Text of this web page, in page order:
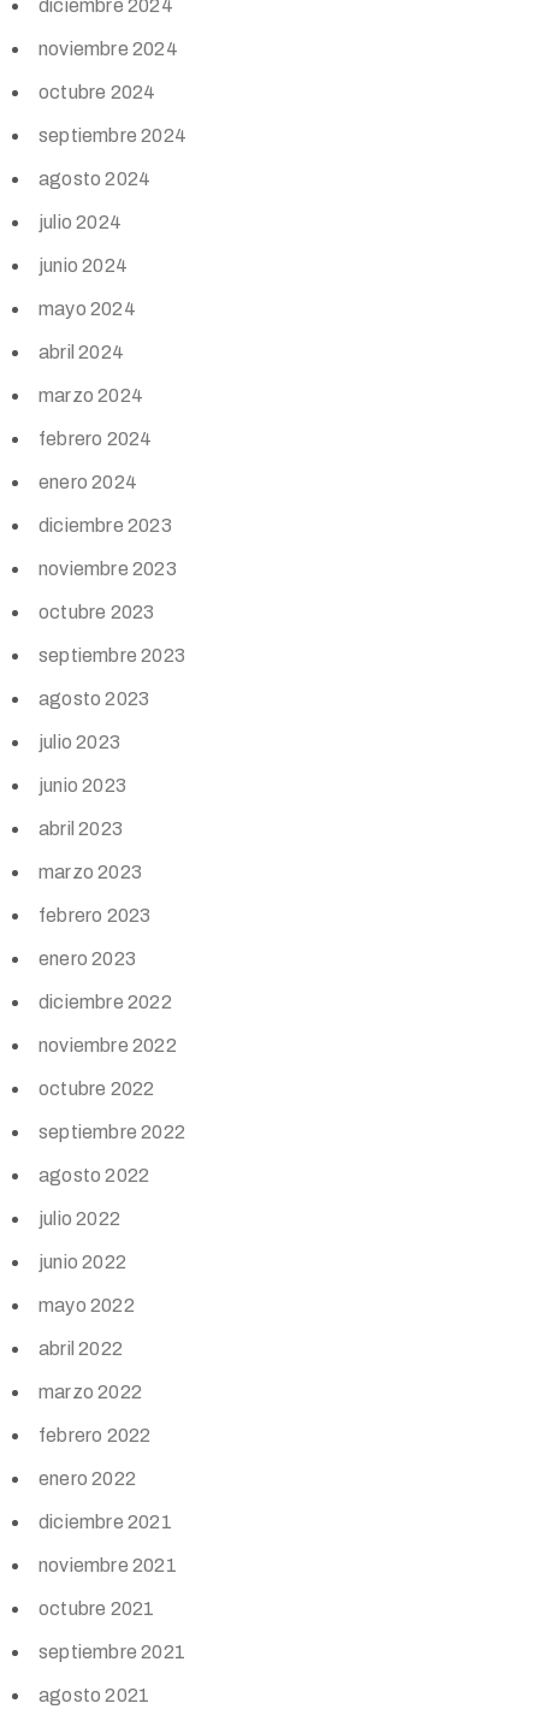
diciembre 2024
noviembre 2024
octubre 2024
septiembre 2024
agosto 2024
julio 2024
junio 2024
mayo 2024
abril 2024
marzo 2024
febrero 2024
enero 2024
diciembre 2023
noviembre 2023
octubre 2023
septiembre 2023
agosto 2023
julio 2023
junio 2023
abril 2023
marzo 2023
febrero 2023
enero 2023
diciembre 2022
noviembre 2022
octubre 2022
septiembre 2022
agosto 2022
julio 2022
junio 2022
mayo 2022
abril 2022
marzo 2022
febrero 2022
enero 2022
diciembre 2021
noviembre 2021
octubre 2021
septiembre 2021
agosto 2021